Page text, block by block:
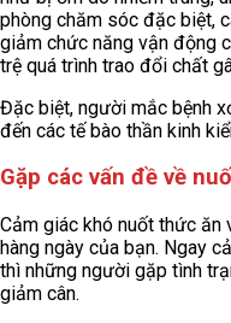
phòng chăm sóc đặc biệt,
giảm chức năng vận động
trệ quá trình trao đổi chất
Đặc biệt, người mắc bệnh
đến các tế bào thần kinh
Gặp các vấn đề về
Cảm giác khó nuốt thức ăn
hàng ngày của bạn. Ngay
thì những người gặp tình
giảm cân.